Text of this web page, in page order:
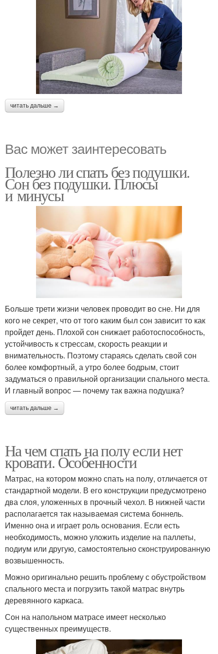
читать дальше →
Вас может заинтересовать
Полезно ли спать без подушки.
Сон без подушки. Плюсы
и минусы
Больше трети жизни человек проводит во сне. Ни для
кого не секрет, что от того каким был сон зависит то как
пройдет день. Плохой сон снижает работоспособность,
устойчивость к стрессам, скорость реакции и
внимательность. Поэтому стараясь сделать свой сон
более комфортный, а утро более бодрым, стоит
задуматься о правильной организации спального места.
И главный вопрос — почему так важна подушка?
читать дальше →
На чем спать на полу если нет
кровати. Особенности
Матрас, на котором можно спать на полу, отличается от
стандартной модели. В его конструкции предусмотрено
два слоя, уложенных в прочный чехол. В нижней части
располагается так называемая система боннель.
Именно она и играет роль основания. Если есть
необходимость, можно уложить изделие на паллеты,
подиум или другую, самостоятельно сконструированную
возвышенность.
Можно оригинально решить проблему с обустройством
спального места и погрузить такой матрас внутрь
деревянного каркаса.
Сон на напольном матрасе имеет несколько
существенных преимуществ.